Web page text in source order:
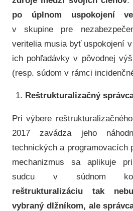
po úplnom uspokojení
v skupine pre
veritelia musia byť uspokojení
ich pohľadávky v pôvodnej
(resp. súdom v rámci
Reštrukturalizačný
Pri výbere
2017 zavádza jeho
technických a programovacích
mechanizmus sa aplikuje
sudcu v súdnom
reštrukturalizáciu tak
vybraný dlžníkom, ale